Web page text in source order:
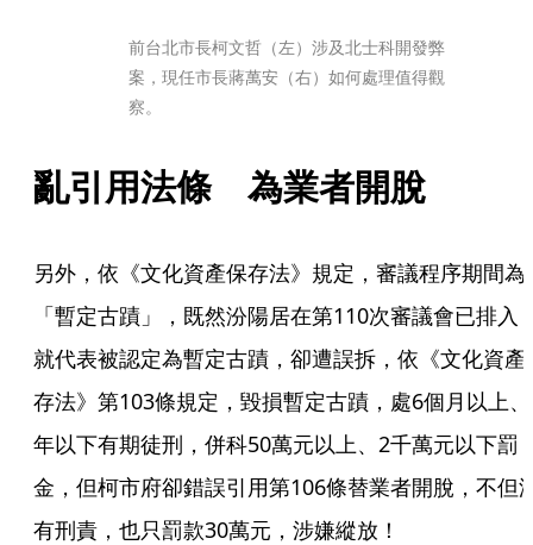
前台北市長柯文哲（左）涉及北士科開發弊
案，現任市長蔣萬安（右）如何處理值得觀
察。
亂引用法條　為業者開脫
另外，依《文化資產保存法》規定，審議程序期間為
「暫定古蹟」，既然汾陽居在第110次審議會已排入
就代表被認定為暫定古蹟，卻遭誤拆，依《文化資產
存法》第103條規定，毀損暫定古蹟，處6個月以上
年以下有期徒刑，併科50萬元以上、2千萬元以下罰
金，但柯市府卻錯誤引用第106條替業者開脫，不但
有刑責，也只罰款30萬元，涉嫌縱放！